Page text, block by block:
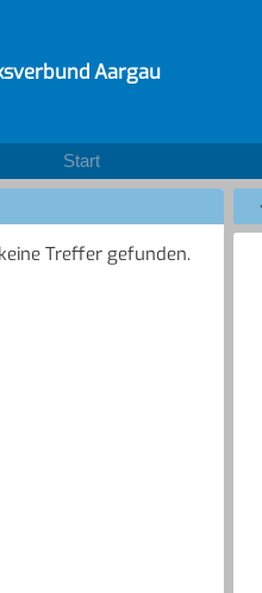
Aargau
Start
Treffer gefunden.